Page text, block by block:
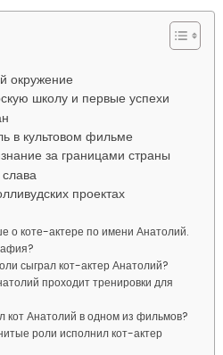
окружение
школу и первые успехи
в культовом фильме
за границами страны
проектах
о коте-актере по имени Анатолий.
сыграл кот-актер Анатолий?
проходит тренировки для
кот Анатолий в одном из фильмов?
роли исполнил кот-актер